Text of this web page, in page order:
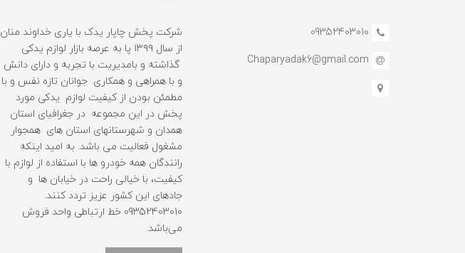
09352403010
Chaparyadak6@gmail.com
شرکت پخش چاپار یدک با یاری خداوند منان
از سال ۱۳۹۹ پا به عرصه بازار لوازم یدکی
گذاشته و بامدیریت با تجربه و دارای دانش
و با همراهی و همکاری جوانان تازه نفس و با
مطمئن بودن از کیفیت لوازم یدکی مورد
پخش در این مجموعه در جغرافیای استان
همدان و شهرستانهای استان های همجوار
مشغول فعالیت می باشد. به امید اینکه
رانندگان همه خودرو ها با استفاده از لوازم با
کیفیت، با خیالی راحت در خیابان ها و
جادهای این کشور عزیز تردد کنند.
09352403010 خط ارتباطی واحد فروش
می‌باشد.